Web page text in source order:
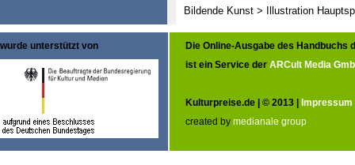
Bildende Kunst > Illustration
wurde unterstützt von
Die Online-Ausgabe des Handbuchs
ist ein Service der ARCult Media
Kulturpreise.de | © 2013 | Impressum
created by medianale group